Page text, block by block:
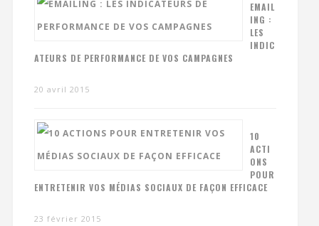
EMAIL
ING :
LES
INDIC
ATEURS DE PERFORMANCE DE VOS CAMPAGNES
20 avril 2015
10
ACTI
ONS
POUR
ENTRETENIR VOS MÉDIAS SOCIAUX DE FAÇON EFFICACE
23 février 2015